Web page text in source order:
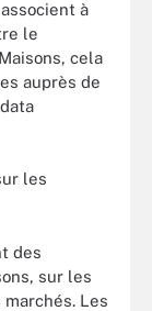
à
le
cela
auprès de
les
des
sur les
Les